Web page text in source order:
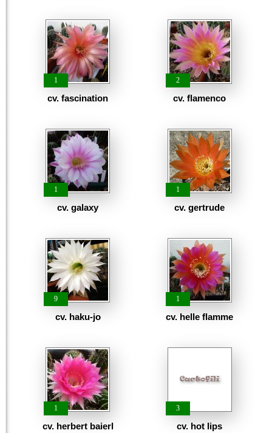
1
cv. fascination
2
cv. flamenco
1
cv. galaxy
1
cv. gertrude
9
cv. haku-jo
1
cv. helle flamme
1
cv. herbert baierl
3
cv. hot lips